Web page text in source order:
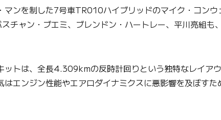
ンを制した7号車TR010ハイブリッドのマイク・コン
チャン・ブエミ、ブレンドン・ハートレー、平川亮組
トは、全長4.309kmの反時計回りという独特なレイア
エンジン性能やエアロダイナミクスに悪影響を及ぼす